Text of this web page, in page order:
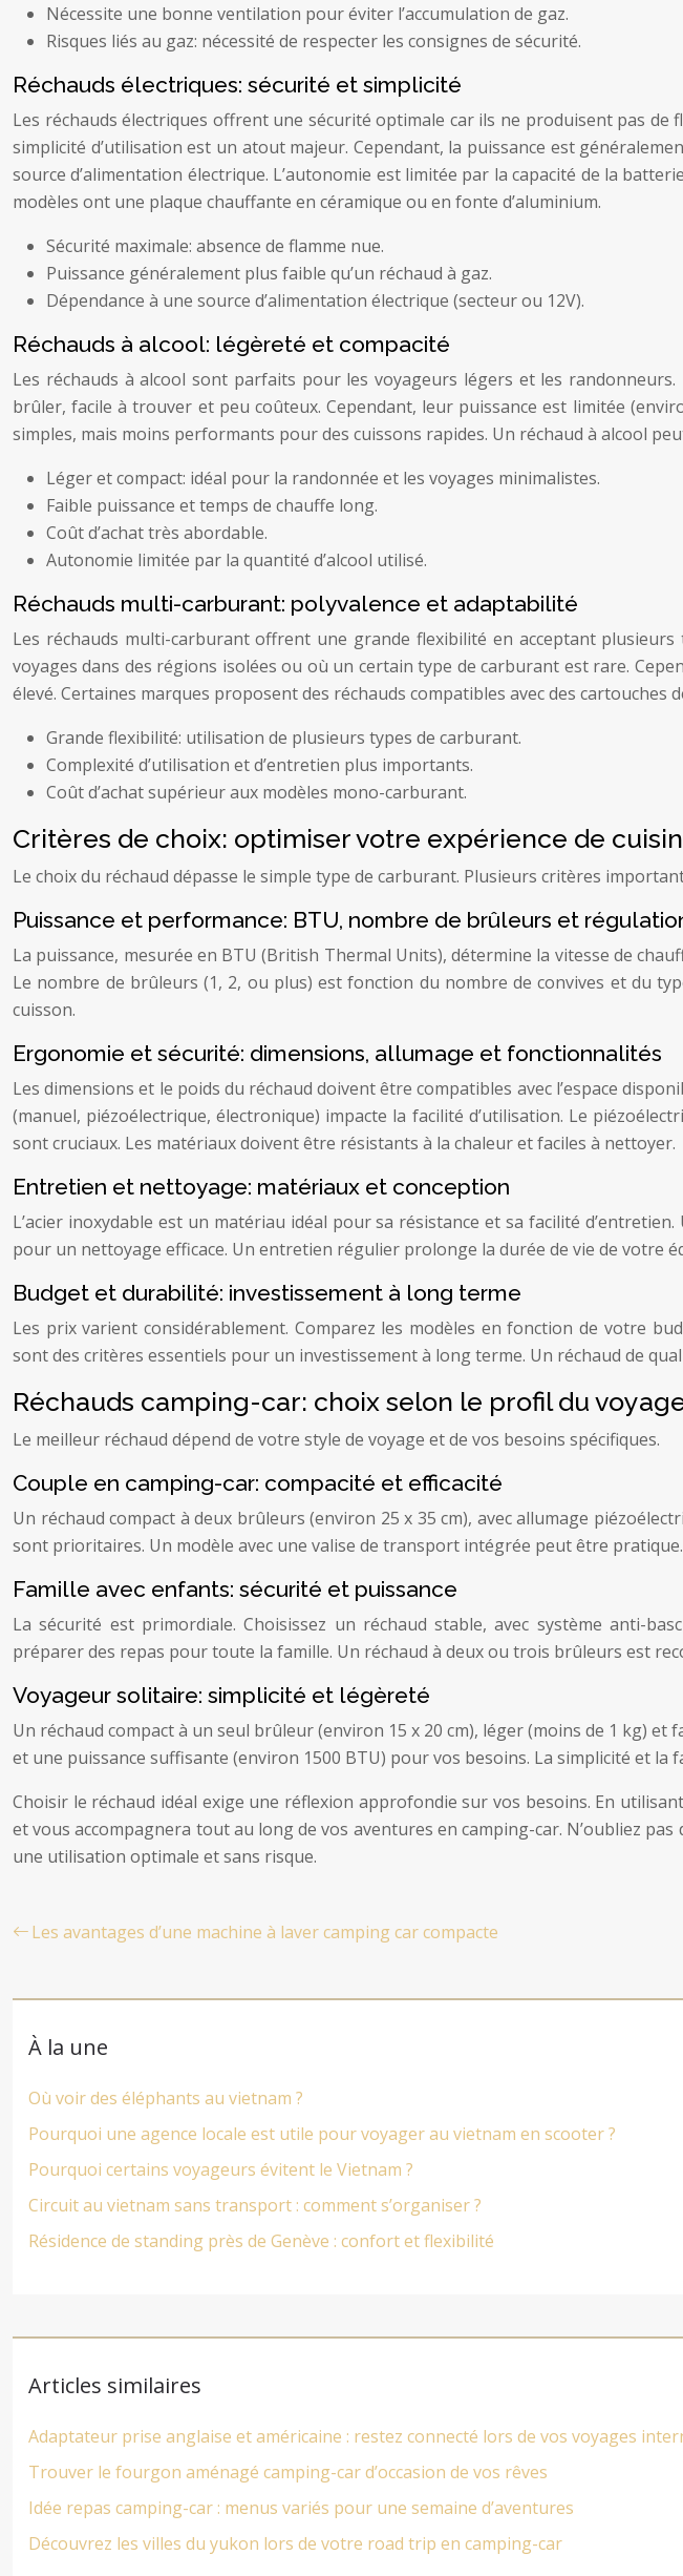
Nécessite une bonne ventilation pour éviter l’accumulation de gaz.
Risques liés au gaz: nécessité de respecter les consignes de sécurité.
Réchauds électriques: sécurité et simplicité
Les réchauds électriques offrent une sécurité optimale car ils ne produisent pas
simplicité d’utilisation est un atout majeur. Cependant, la puissance est
source d’alimentation électrique. L’autonomie est limitée par la capacité de la
modèles ont une plaque chauffante en céramique ou en fonte d’aluminium.
Sécurité maximale: absence de flamme nue.
Puissance généralement plus faible qu’un réchaud à gaz.
Dépendance à une source d’alimentation électrique (secteur ou 12V).
Réchauds à alcool: légèreté et compacité
Les réchauds à alcool sont parfaits pour les voyageurs légers et les
brûler, facile à trouver et peu coûteux. Cependant, leur puissance est limitée
simples, mais moins performants pour des cuissons rapides. Un réchaud à alcool
Léger et compact: idéal pour la randonnée et les voyages minimalistes.
Faible puissance et temps de chauffe long.
Coût d’achat très abordable.
Autonomie limitée par la quantité d’alcool utilisé.
Réchauds multi-carburant: polyvalence et adaptabilité
Les réchauds multi-carburant offrent une grande flexibilité en acceptant
voyages dans des régions isolées ou où un certain type de carburant est rare.
élevé. Certaines marques proposent des réchauds compatibles avec des cartouches
Grande flexibilité: utilisation de plusieurs types de carburant.
Complexité d’utilisation et d’entretien plus importants.
Coût d’achat supérieur aux modèles mono-carburant.
Critères de choix: optimiser votre expérience de
Le choix du réchaud dépasse le simple type de carburant. Plusieurs critères
Puissance et performance: BTU, nombre de brûleurs et
La puissance, mesurée en BTU (British Thermal Units), détermine la vitesse de
Le nombre de brûleurs (1, 2, ou plus) est fonction du nombre de convives et du
cuisson.
Ergonomie et sécurité: dimensions, allumage et fonctionnalités
Les dimensions et le poids du réchaud doivent être compatibles avec l’espace
(manuel, piézoélectrique, électronique) impacte la facilité d’utilisation. Le
sont cruciaux. Les matériaux doivent être résistants à la chaleur et faciles à nettoyer.
Entretien et nettoyage: matériaux et conception
L’acier inoxydable est un matériau idéal pour sa résistance et sa facilité
pour un nettoyage efficace. Un entretien régulier prolonge la durée de vie de votre
Budget et durabilité: investissement à long terme
Les prix varient considérablement. Comparez les modèles en fonction de votre
sont des critères essentiels pour un investissement à long terme. Un réchaud de
Réchauds camping-car: choix selon le profil du
Le meilleur réchaud dépend de votre style de voyage et de vos besoins spécifiques.
Couple en camping-car: compacité et efficacité
Un réchaud compact à deux brûleurs (environ 25 x 35 cm), avec allumage
sont prioritaires. Un modèle avec une valise de transport intégrée peut être pratique.
Famille avec enfants: sécurité et puissance
La sécurité est primordiale. Choisissez un réchaud stable, avec système anti-
préparer des repas pour toute la famille. Un réchaud à deux ou trois brûleurs est
Voyageur solitaire: simplicité et légèreté
Un réchaud compact à un seul brûleur (environ 15 x 20 cm), léger (moins de 1 kg)
et une puissance suffisante (environ 1500 BTU) pour vos besoins. La simplicité et la
Choisir le réchaud idéal exige une réflexion approfondie sur vos besoins. En
et vous accompagnera tout au long de vos aventures en camping-car. N’oubliez
une utilisation optimale et sans risque.
Les avantages d’une machine à laver camping car compacte
À la une
Où voir des éléphants au vietnam ?
Pourquoi une agence locale est utile pour voyager au vietnam en scooter ?
Pourquoi certains voyageurs évitent le Vietnam ?
Circuit au vietnam sans transport : comment s’organiser ?
Résidence de standing près de Genève : confort et flexibilité
Articles similaires
Adaptateur prise anglaise et américaine : restez connecté lors de vos voyages
Trouver le fourgon aménagé camping-car d’occasion de vos rêves
Idée repas camping-car : menus variés pour une semaine d’aventures
Découvrez les villes du yukon lors de votre road trip en camping-car